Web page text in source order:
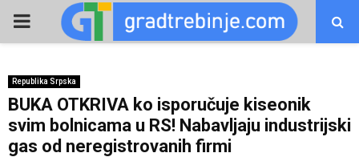
PRIMARY
Republika Srpska
BUKA OTKRIVA ko isporučuje kiseonik
svim bolnicama u RS! Nabavljaju industrijski
gas od neregistrovanih firmi